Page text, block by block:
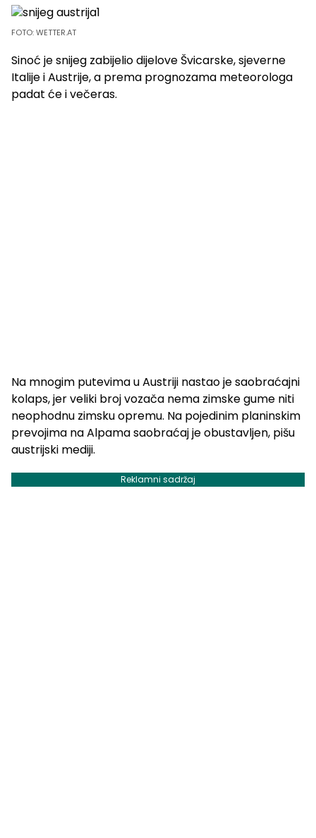
FOTO: WETTER.AT
Sinoć je snijeg zabijelio dijelove Švicarske, sjeverne
Italije i Austrije, a prema prognozama meteorologa
padat će i večeras.
Na mnogim putevima u Austriji nastao je saobraćajni
kolaps, jer veliki broj vozača nema zimske gume niti
neophodnu zimsku opremu. Na pojedinim planinskim
prevojima na Alpama saobraćaj je obustavljen, pišu
austrijski mediji.
Reklamni sadržaj